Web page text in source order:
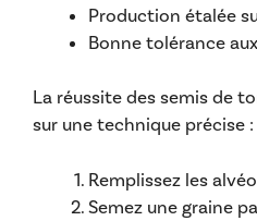
Production étalée
Bonne tolérance
La réussite des semis de
sur une technique précise :
Remplissez les
Semez une graine